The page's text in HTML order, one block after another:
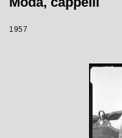
1957